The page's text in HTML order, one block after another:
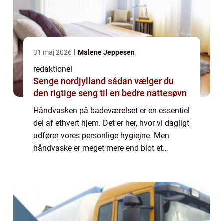
31 maj 2026 Malene Jeppesen
redaktionel
Senge nordjylland sådan vælger du
den rigtige seng til en bedre nattesøvn
Håndvasken på badeværelset er en essentiel
del af ethvert hjem. Det er her, hvor vi dagligt
udfører vores personlige hygiejne. Men
håndvaske er meget mere end blot et